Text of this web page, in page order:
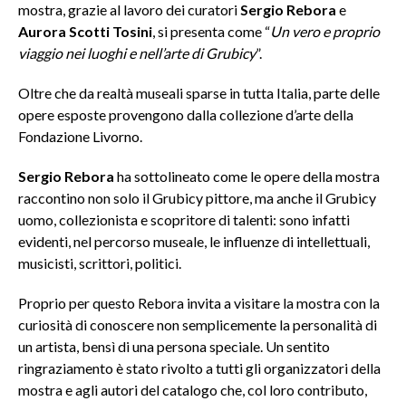
mostra, grazie al lavoro dei curatoriSergio Rebora e
Aurora Scotti Tosini, si presenta come “Un vero e proprio
viaggio nei luoghi e nell’arte di Grubicy”.
Oltre che da realtà museali sparse in tutta Italia, parte delle
opere esposte provengono dalla collezione d’arte della
Fondazione Livorno.
Sergio Rebora ha sottolineato come le opere della mostra
raccontino non solo il Grubicy pittore, ma anche il Grubicy
uomo, collezionista e scopritore di talenti: sono infatti
evidenti, nel percorso museale, le influenze di intellettuali,
musicisti, scrittori, politici.
Proprio per questo Rebora invita a visitare la mostra con la
curiosità di conoscere non semplicemente la personalità di
un artista, bensì di una persona speciale. Un sentito
ringraziamento è stato rivolto a tutti gli organizzatori della
mostra e agli autori del catalogo che, col loro contributo,